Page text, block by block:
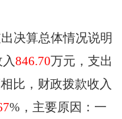
决算总体情况说明
846.70万元，支出
比，财政拨款收入
%，主要原因：一